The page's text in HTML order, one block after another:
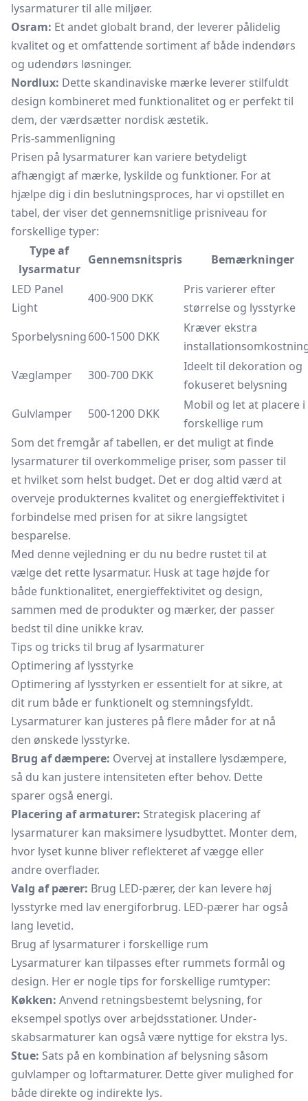
lysarmaturer til alle miljøer.
Osram: Et andet globalt brand, der leverer pålidelig
kvalitet og et omfattende sortiment af både indendørs
og udendørs løsninger.
Nordlux: Dette skandinaviske mærke leverer stilfuldt
design kombineret med funktionalitet og er perfekt til
dem, der værdsætter nordisk æstetik.
Pris-sammenligning
Prisen på lysarmaturer kan variere betydeligt
afhængigt af mærke, lyskilde og funktioner. For at
hjælpe dig i din beslutningsproces, har vi opstillet en
tabel, der viser det gennemsnitlige prisniveau for
forskellige typer:
Type af
lysarmatur
Gennemsnitspris
Bemærkninger
LED Panel
Light
400-900 DKK
Pris varierer efter
størrelse og lysstyrke
Sporbelysning600-1500 DKK
Kræver ekstra
Væglamper
300-700 DKK
Ideelt til dekoration og
fokuseret belysning
Gulvlamper
500-1200 DKK
Mobil og let at placere i
forskellige rum
Som det fremgår af tabellen, er det muligt at finde
lysarmaturer til overkommelige priser, som passer til
et hvilket som helst budget. Det er dog altid værd at
overveje produkternes kvalitet og energieffektivitet i
forbindelse med prisen for at sikre langsigtet
besparelse.
Med denne vejledning er du nu bedre rustet til at
vælge det rette lysarmatur. Husk at tage højde for
både funktionalitet, energieffektivitet og design,
sammen med de produkter og mærker, der passer
bedst til dine unikke krav.
Tips og tricks til brug af lysarmaturer
Optimering af lysstyrke
Optimering af lysstyrken er essentielt for at sikre, at
dit rum både er funktionelt og stemningsfyldt.
Lysarmaturer kan justeres på flere måder for at nå
den ønskede lysstyrke.
Brug af dæmpere: Overvej at installere lysdæmpere,
så du kan justere intensiteten efter behov. Dette
sparer også energi.
Placering af armaturer: Strategisk placering af
lysarmaturer kan maksimere lysudbyttet. Monter dem,
hvor lyset kunne bliver reflekteret af vægge eller
andre overflader.
Valg af pærer: Brug LED-pærer, der kan levere høj
lysstyrke med lav energiforbrug. LED-pærer har også
lang levetid.
Brug af lysarmaturer i forskellige rum
Lysarmaturer kan tilpasses efter rummets formål og
design. Her er nogle tips for forskellige rumtyper:
Køkken: Anvend retningsbestemt belysning, for
eksempel spotlys over arbejdsstationer. Under-
skabsarmaturer kan også være nyttige for ekstra lys.
Stue: Sats på en kombination af belysning såsom
gulvlamper og loftarmaturer. Dette giver mulighed for
både direkte og indirekte lys.